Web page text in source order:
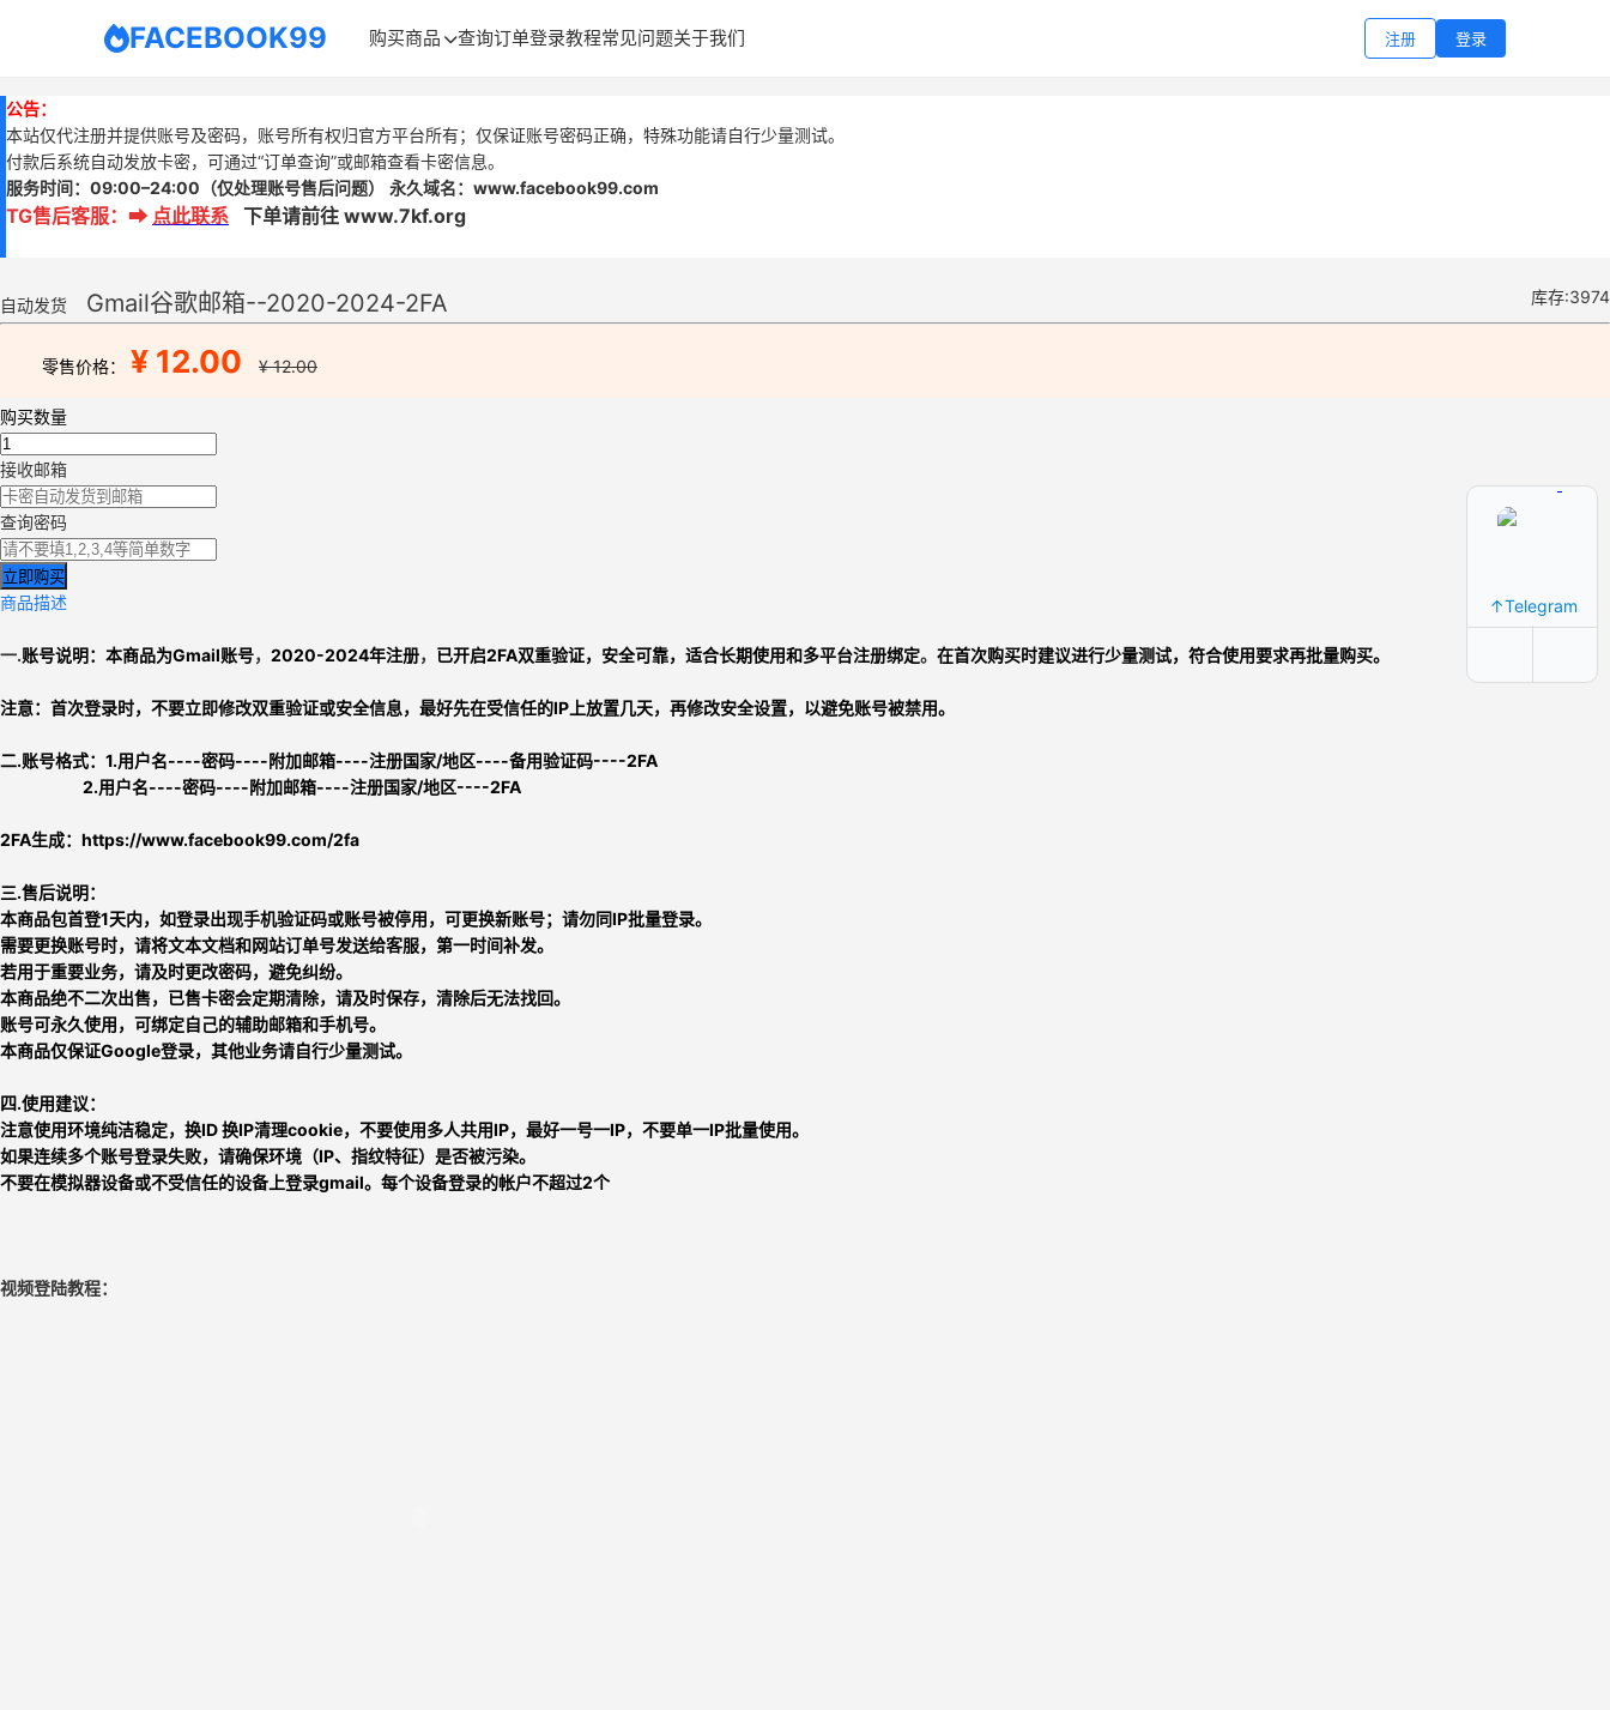
FACEBOOK99 购买商品 查询订单登录教程常见问题关于我们 注册 登录
公告：
本站仅代注册并提供账号及密码，账号所有权归官方平台所有；仅保证账号密码正确，特殊功能请自行少量测试。
付款后系统自动发放卡密，可通过“订单查询”或邮箱查看卡密信息。
服务时间： 09:00–24:00 （仅处理账号售后问题） 永久域名：www.facebook99.com
TG售后客服： ➡ 点此联系 下单请前往 www.7kf.org
自动发货 Gmail谷歌邮箱--2020-2024-2FA 库存:3974
零售价格： ¥ 12.00 ¥ 12.00
购买数量
接收邮箱
查询密码
立即购买
商品描述
一.账号说明：本商品为Gmail账号， 2020-2024年注册， 已开启2FA双重验证，安全可靠，适合长期使用和多平台注册绑定。 在首次购买时建议进行少量测试，符合使用要求再批量购买。
注意： 首次登录时，不要立即修改双重验证或安全信息， 最好先在受信任的IP上放置几天，再修改安全设置，以避免账号被禁用。
二.账号格式： 1.用户名----密码----附加邮箱----注册国家/地区----备用验证码----2FA
2.用户名----密码----附加邮箱----注册国家/地区----2FA
2FA生成： https://www.facebook99.com/2fa
三.售后说明：
本商品包首登1天内，如登录出现手机验证码或账号被停用，可更换新账号；请勿同IP批量登录。
需要更换账号时，请将文本文档和网站订单号发送给客服，第一时间补发。
若用于重要业务，请及时更改密码，避免纠纷。
本商品绝不二次出售，已售卡密会定期清除，请及时保存，清除后无法找回。
账号可永久使用，可绑定自己的辅助邮箱和手机号。
本商品仅保证Google登录，其他业务请自行少量测试。
四.使用建议：
注意使用环境纯洁稳定，换ID 换IP清理cookie，不要使用多人共用IP，最好一号一IP，不要单一IP批量使用。
如果连续多个账号登录失败，请确保环境（IP、指纹特征）是否被污染。
不要在模拟器设备或不受信任的设备上登录gmail。每个设备登录的帐户不超过2个
视频登陆教程：
↑Telegram